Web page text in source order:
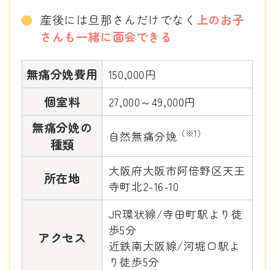
産後には旦那さんだけでなく 上のお子
さんも一緒に面会できる
無痛分娩費用 150,000円
個室料 27,000～49,000円
無痛分娩の
種類
自然無痛分娩 （※1）
所在地
大阪府大阪市阿倍野区天王
寺町北2-16-10
アクセス
JR環状線/寺田町駅より徒
歩5分
近鉄南大阪線/河堀口駅よ
り徒歩5分